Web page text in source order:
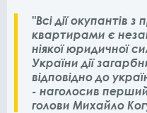
"Всі дії окупантів
квартирами є
ніякої юридичної
України дії
відповідно до
- наголосив
голови Михайло